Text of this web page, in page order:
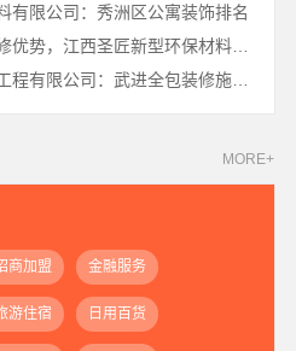
有限公司：秀洲区公寓装饰排名
本地专业室内装修优势，江西圣匠新型环保材料有限公司详解
常州宜居佳装饰工程有限公司：武进全包装修施工专业可靠
MORE+
商加盟 金融服务
游住宿 日用百货